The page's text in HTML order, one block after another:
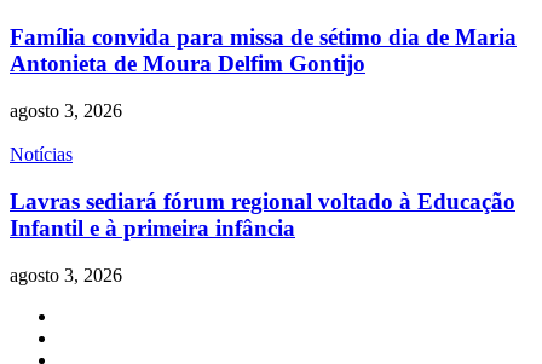
Família convida para missa de sétimo dia de Maria
Antonieta de Moura Delfim Gontijo
agosto 3, 2026
Notícias
Lavras sediará fórum regional voltado à Educação
Infantil e à primeira infância
agosto 3, 2026